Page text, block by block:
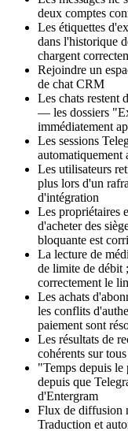
deux comptes
Les étiquettes
dans l'historique
chargent
Rejoindre un
de chat CRM
Les chats restent
— les dossiers
immédiatement
Les sessions
automatiquement
Les utilisateurs
plus lors d'un
d'intégration
Les propriétaires
d'acheter des
bloquante est
La lecture de
de limite de débit
correctement le
Les achats
les conflits
paiement sont
Les résultats de
cohérents sur
"Temps depuis le
depuis que
d'Entergram
Flux de diffusion
Traduction et